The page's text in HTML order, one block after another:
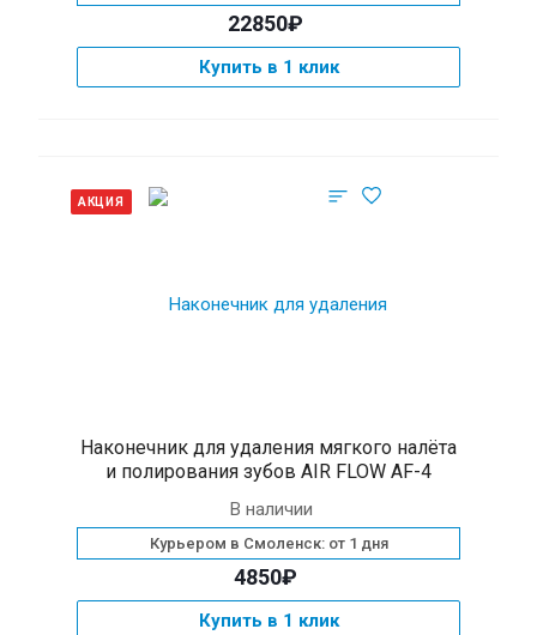
22850₽
Купить в 1 клик
АКЦИЯ
Наконечник для удаления мягкого налёта
и полирования зубов AIR FLOW AF-4
В наличии
Курьером в Смоленск: от 1 дня
4850₽
Купить в 1 клик